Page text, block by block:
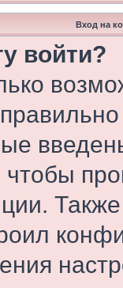
Вход на
войти?